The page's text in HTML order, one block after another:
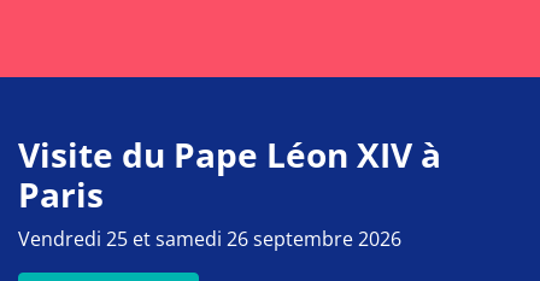
Visite du Pape Léon XIV à
Paris
Vendredi 25 et samedi 26 septembre 2026